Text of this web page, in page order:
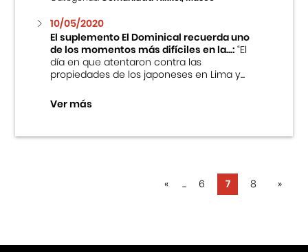
10/05/2020
El suplemento El Dominical recuerda uno
de los momentos más difíciles en la...:“El
día en que atentaron contra las
propiedades de los japoneses en Lima y...
Ver más
« ... 6 7 8 »